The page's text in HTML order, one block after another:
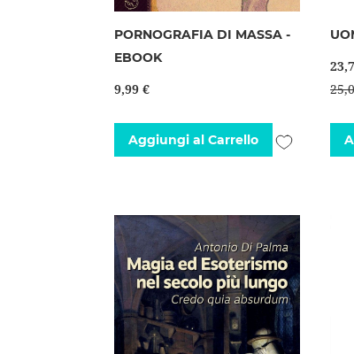
PORNOGRAFIA DI MASSA -
EBOOK
9,99 €
Aggiungi al Carrello
Aggiungi
desideri